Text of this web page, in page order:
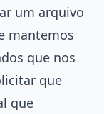
um arquivo
mantemos
que nos
que
que